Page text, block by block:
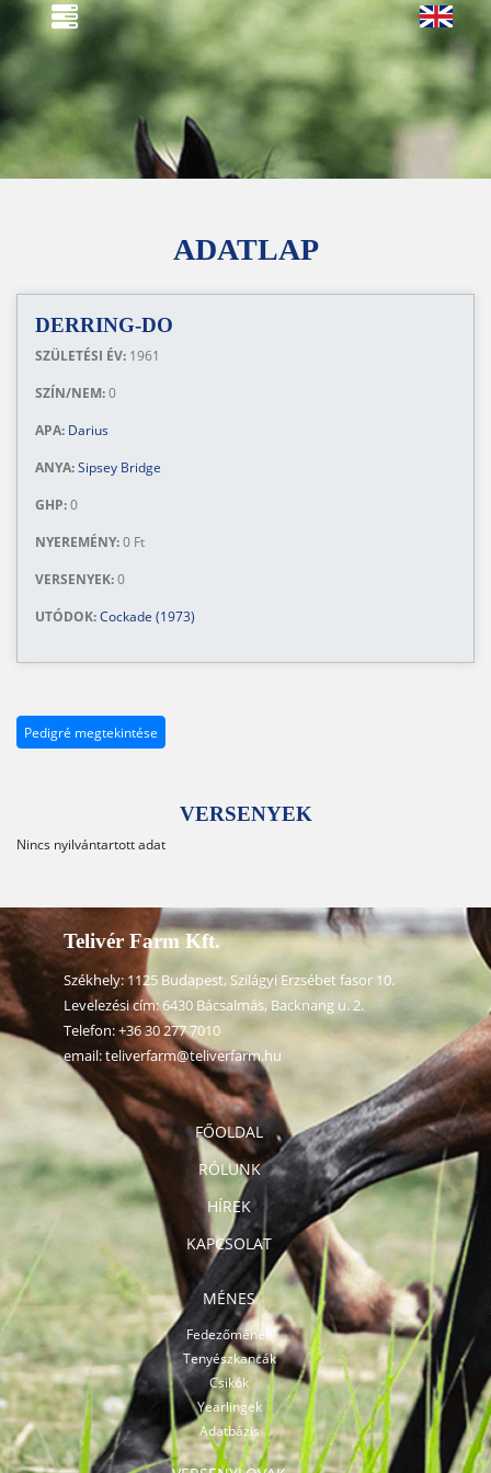
ADATLAP
DERRING-DO
SZÜLETÉSI ÉV: 1961
SZÍN/NEM:0
APA: Darius
ANYA:Sipsey Bridge
GHP:0
NYEREMÉNY:0 Ft
VERSENYEK:0
UTÓDOK:Cockade (1973)
Pedigré megtekintése
VERSENYEK
Nincs nyilvántartott adat
FŐOLDAL
RÓLUNK
HÍREK
KAPCSOLAT
MÉNES
Fedezőmének
Tenyészkancák
Csikók
Yearlingek
Adatbázis
Telivér Farm Kft.
Székhely: 1125 Budapest, Szilágyi Erzsébet fasor 10.
Levelezési cím: 6430 Bácsalmás, Backnang u. 2.
Telefon:+36 30 277 7010
email:teliverfarm@teliverfarm.hu